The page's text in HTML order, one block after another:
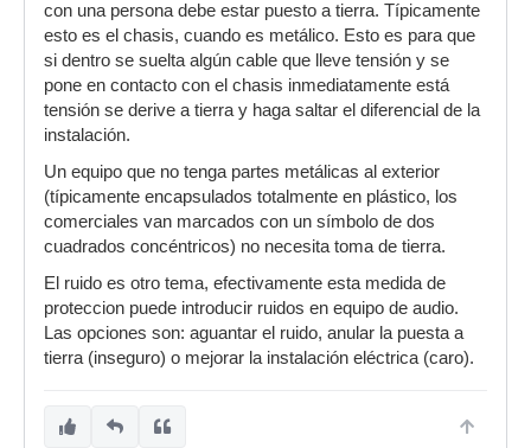
con una persona debe estar puesto a tierra. Típicamente
esto es el chasis, cuando es metálico. Esto es para que
si dentro se suelta algún cable que lleve tensión y se
pone en contacto con el chasis inmediatamente está
tensión se derive a tierra y haga saltar el diferencial de la
instalación.
Un equipo que no tenga partes metálicas al exterior
(típicamente encapsulados totalmente en plástico, los
comerciales van marcados con un símbolo de dos
cuadrados concéntricos) no necesita toma de tierra.
El ruido es otro tema, efectivamente esta medida de
proteccion puede introducir ruidos en equipo de audio.
Las opciones son: aguantar el ruido, anular la puesta a
tierra (inseguro) o mejorar la instalación eléctrica (caro).